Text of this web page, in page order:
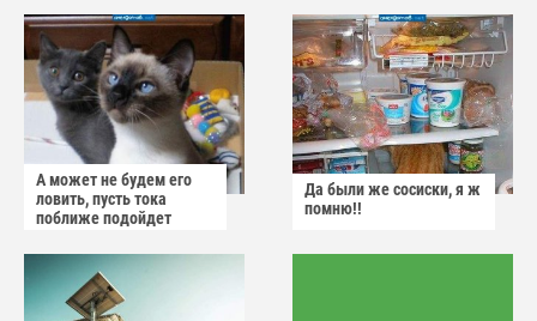
А может не будем его
ловить, пусть тока
поближе подойдет
Да были же сосиски, я ж
помню!!